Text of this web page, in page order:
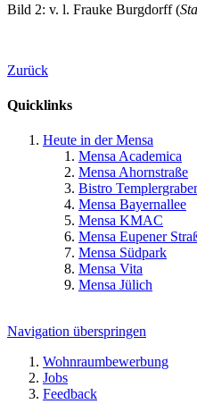
Bild 2: v. l. Frauke Burgdorff (
Zurück
Quicklinks
Heute in der Mensa
Mensa Academica
Mensa Ahornstraße
Bistro
Mensa Bayernallee
Mensa KMAC
Mensa Eupener
Mensa Südpark
Mensa Vita
Mensa Jülich
Navigation überspringen
Wohnraumbewerbung
Jobs
Feedback